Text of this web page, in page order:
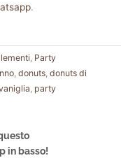
.
Party
donuts donuts di
party
in basso!